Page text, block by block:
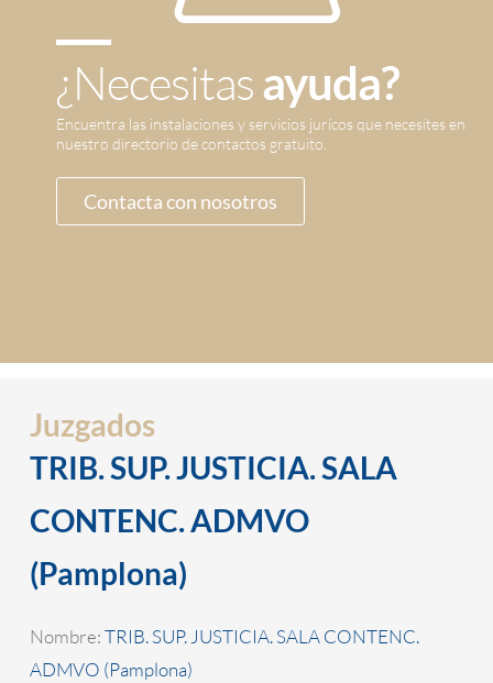
¿Necesitasayuda?
Encuentra las instalaciones y servicios jurícos que necesites en
nuestro directorio de contactos gratuito.
Contacta con nosotros
Juzgados
TRIB. SUP. JUSTICIA. SALA
CONTENC. ADMVO
(Pamplona)
Nombre:TRIB. SUP. JUSTICIA. SALA CONTENC.
ADMVO (Pamplona)